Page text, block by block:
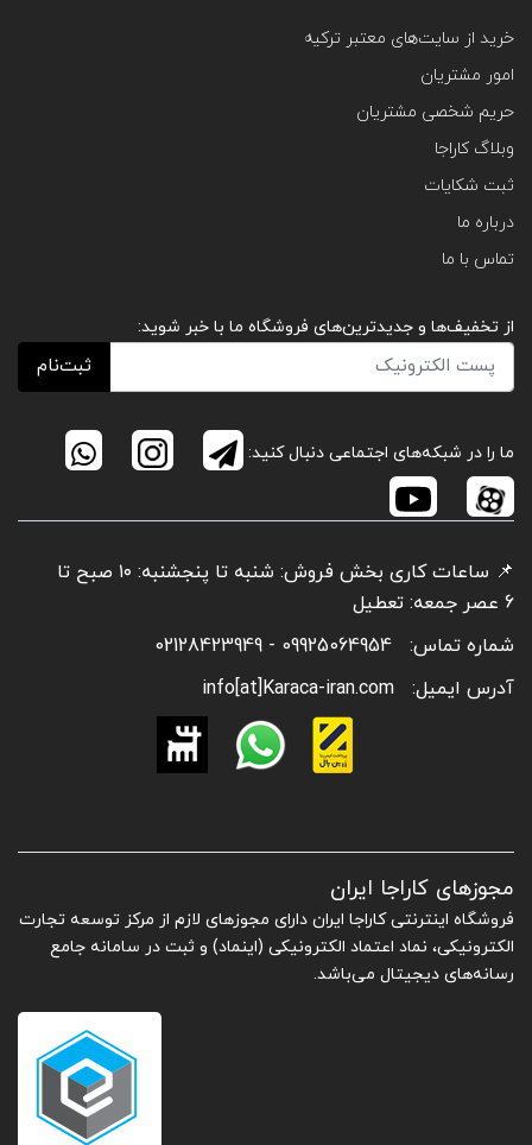
خرید از سایت‌های معتبر ترکیه
امور مشتریان
حریم شخصی مشتریان
وبلاگ کاراجا
ثبت شکایات
درباره ما
تماس با ما
از تخفیف‌ها و جدیدترین‌های فروشگاه ما با خبر شوید:
ثبت‌نام
ما را در شبکه‌های اجتماعی دنبال کنید:
📌 ساعات کاری بخش فروش: شنبه تا پنجشنبه: ۱۰ صبح تا
6 عصر جمعه: تعطیل
شماره تماس:
09925064954 - 02128423949
آدرس ایمیل:
info[at]Karaca-iran.com
مجوزهای کاراجا ایران
فروشگاه اینترنتی کاراجا ایران دارای مجوزهای لازم از مرکز توسعه تجارت
الکترونیکی، نماد اعتماد الکترونیکی (اینماد) و ثبت در سامانه جامع
رسانه‌های دیجیتال می‌باشد.